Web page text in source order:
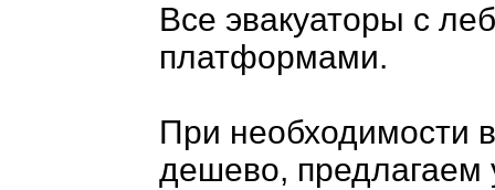
Все эвакуаторы с
платформами.
При необходимости
дешево, предлагаем